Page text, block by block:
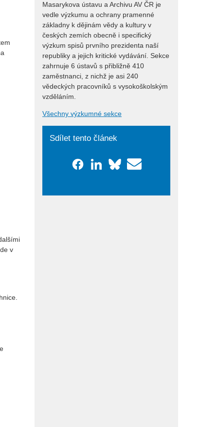
v
Masarykova ústavu a Archivu AV ČR je
vedle výzkumu a ochrany pramenné
základny k dějinám vědy a kultury v
českých zemích obecně i specifický
výzkum spisů prvního prezidenta naší
republiky a jejich kritické vydávání. Sekce
zahrnuje 6 ústavů s přibližně 410
zaměstnanci, z nichž je asi 240
vědeckých pracovníků s vysokoškolským
vzděláním.
Všechny výzkumné sekce
Sdílet tento článek